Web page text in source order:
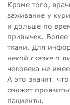
Кроме того,
заживание у
и дольше по
привычек. Более
ткани. Для
некой сказке о
человека не
А это значит,
сможет
пациенты.